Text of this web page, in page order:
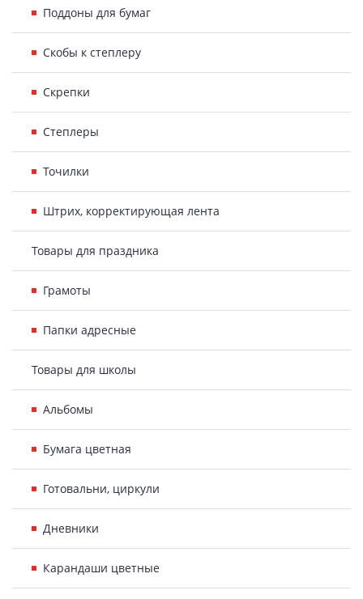
Поддоны для бумаг
Скобы к степлеру
Скрепки
Степлеры
Точилки
Штрих, корректирующая лента
Товары для праздника
Грамоты
Папки адресные
Товары для школы
Альбомы
Бумага цветная
Готовальни, циркули
Дневники
Карандаши цветные